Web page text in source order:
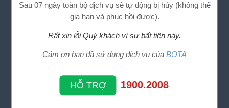
Sau 07 ngày toàn bộ dịch vụ sẽ tự động bị hủy (không thể
gia hạn và phục hồi được).
Rất xin lỗi Quý khách vì sự bất tiện này.
Cảm ơn bạn đã sử dụng dịch vụ của BOTA
HỖ TRỢ 1900.2008